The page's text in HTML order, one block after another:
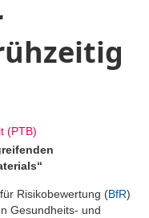
(PTB)
Risikobewertung (BfR)
Gesundheits- und